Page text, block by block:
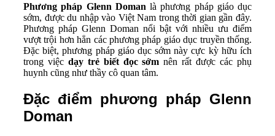
Phương pháp Glenn Doman là phương pháp giáo dục
sớm, được du nhập vào Việt Nam trong thời gian gần đây.
Phương pháp Glenn Doman nổi bật với nhiều ưu điểm
vượt trội hơn hẳn các phương pháp giáo dục truyền thống.
Đặc biệt, phương pháp giáo dục sớm này cực kỳ hữu ích
trong việc dạy trẻ biết đọc sớm nên rất được các phụ
huynh cũng như thầy cô quan tâm.
Đặc điểm phương pháp Glenn
Doman